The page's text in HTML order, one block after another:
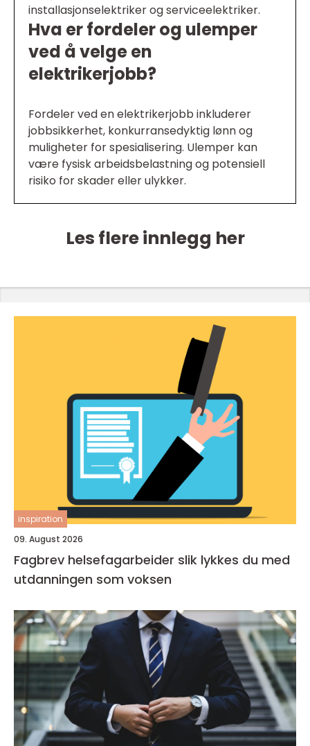
installasjonselektriker og serviceelektriker.
Hva er fordeler og ulemper
ved å velge en
elektrikerjobb?
Fordeler ved en elektrikerjobb inkluderer
jobbsikkerhet, konkurransedyktig lønn og
muligheter for spesialisering. Ulemper kan
være fysisk arbeidsbelastning og potensiell
risiko for skader eller ulykker.
Les flere innlegg her
inspiration
09. August 2026
Fagbrev helsefagarbeider slik lykkes du med
utdanningen som voksen